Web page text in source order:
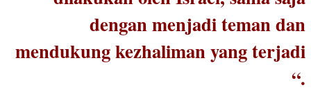
dengan menjadi teman dan
mendukung kezhaliman yang terjadi
“.